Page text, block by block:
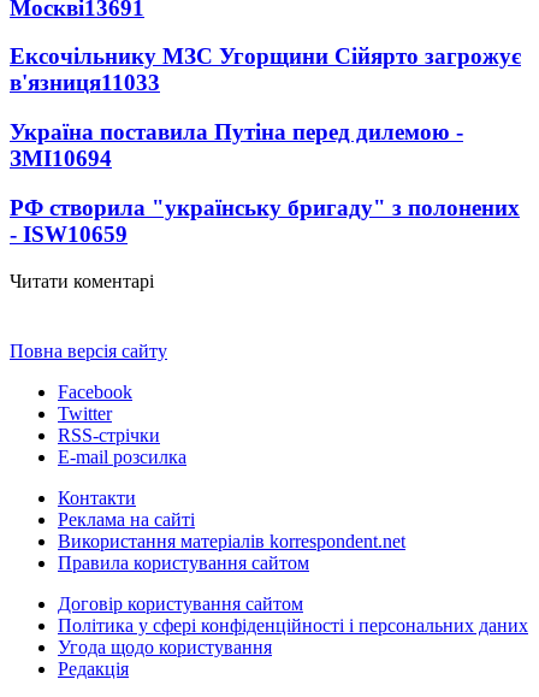
Москві13691
Ексочільнику МЗС Угорщини Сійярто загрожує
в'язниця11033
Україна поставила Путіна перед дилемою -
ЗМІ10694
РФ створила "українську бригаду" з полонених
- ISW10659
Читати коментарі
Повна версія сайту
Facebook
Twitter
RSS-стрічки
E-mail розсилка
Контакти
Реклама на сайті
Використання матеріалів korrespondent.net
Правила користування сайтом
Договір користування сайтом
Політика у сфері конфіденційності і персональних даних
Угода щодо користування
Редакція